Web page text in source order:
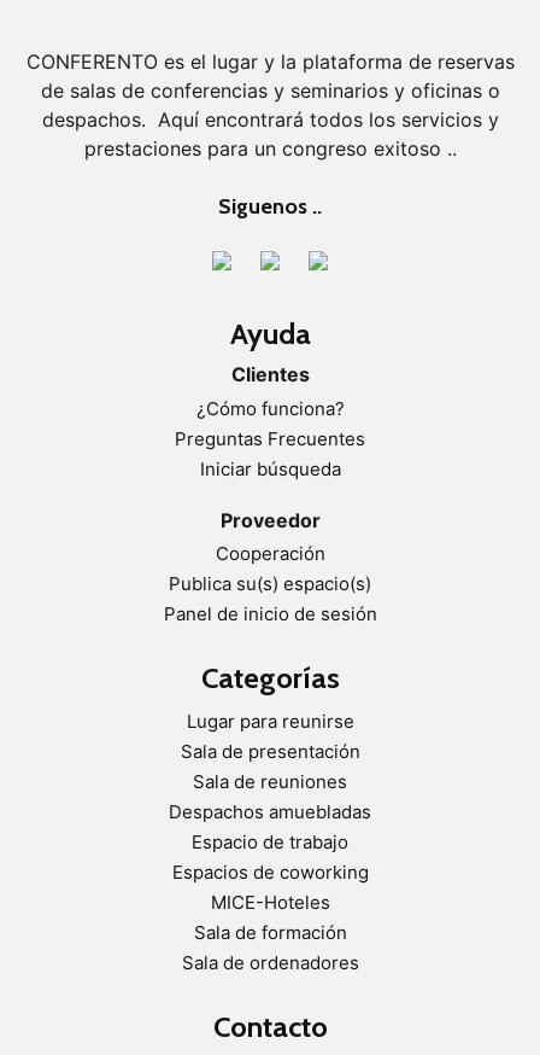
CONFERENTO es el lugar y la plataforma de reservas
de salas de conferencias y seminarios y oficinas o
despachos. Aquí encontrará todos los servicios y
prestaciones para un congreso exitoso ..
Siguenos ..
Ayuda
Clientes
¿Cómo funciona?
Preguntas Frecuentes
Iniciar búsqueda
Proveedor
Cooperación
Publica su(s) espacio(s)
Panel de inicio de sesión
Categorías
Lugar para reunirse
Sala de presentación
Sala de reuniones
Despachos amuebladas
Espacio de trabajo
Espacios de coworking
MICE-Hoteles
Sala de formación
Sala de ordenadores
Contacto